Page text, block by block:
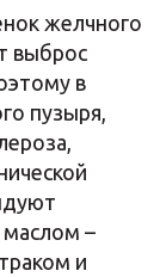
желчного
выброс
в
пузыря,
маслом –
и